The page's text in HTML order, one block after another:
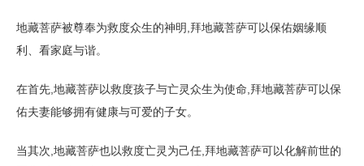
地藏菩萨被尊奉为救度众生的神明,拜地藏菩萨可以保佑姻缘顺
利、看家庭与谐。
在首先,地藏菩萨以救度孩子与亡灵众生为使命,拜地藏菩萨可以保
佑夫妻能够拥有健康与可爱的子女。
当其次,地藏菩萨也以救度亡灵为己任,拜地藏菩萨可以化解前世的